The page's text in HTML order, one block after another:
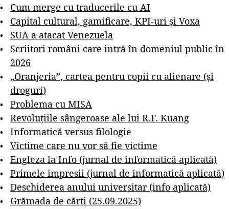
Cum merge cu traducerile cu AI
Capital cultural, gamificare, KPI-uri și Voxa
SUA a atacat Venezuela
Scriitori români care intră în domeniul public în
2026
„Oranjeria”, cartea pentru copii cu alienare (și
droguri)
Problema cu MISA
Revoluțiile sângeroase ale lui R.F. Kuang
Informatică versus filologie
Victime care nu vor să fie victime
Engleza la Info (jurnal de informatică aplicată)
Primele impresii (jurnal de informatică aplicată)
Deschiderea anului universitar (info aplicată)
Grămada de cărți (25.09.2025)